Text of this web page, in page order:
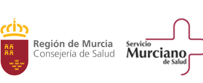
por título